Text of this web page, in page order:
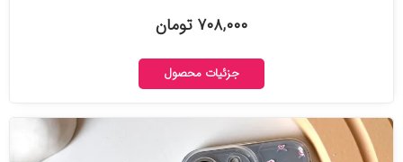
۷۰۸,۰۰۰ تومان
جزئیات محصول